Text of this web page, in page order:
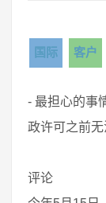
国际 客户
- 最担心的事
政许可之前
评论